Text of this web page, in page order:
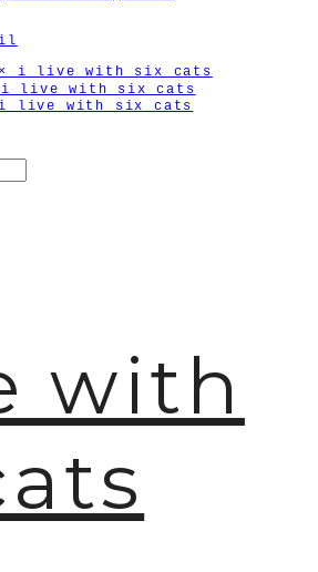
× i live with six cats
× i live with six cats
live with six cats
with